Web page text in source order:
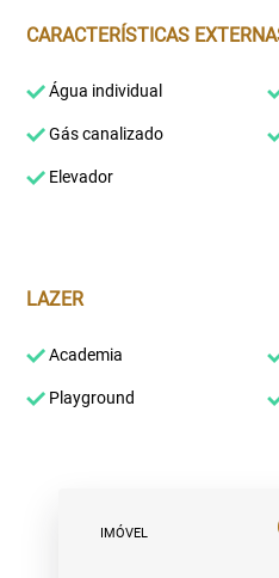
CARACTERÍSTICAS
Água individual
Gás canalizado
Elevador
LAZER
Academia
Playground
IMÓVEL